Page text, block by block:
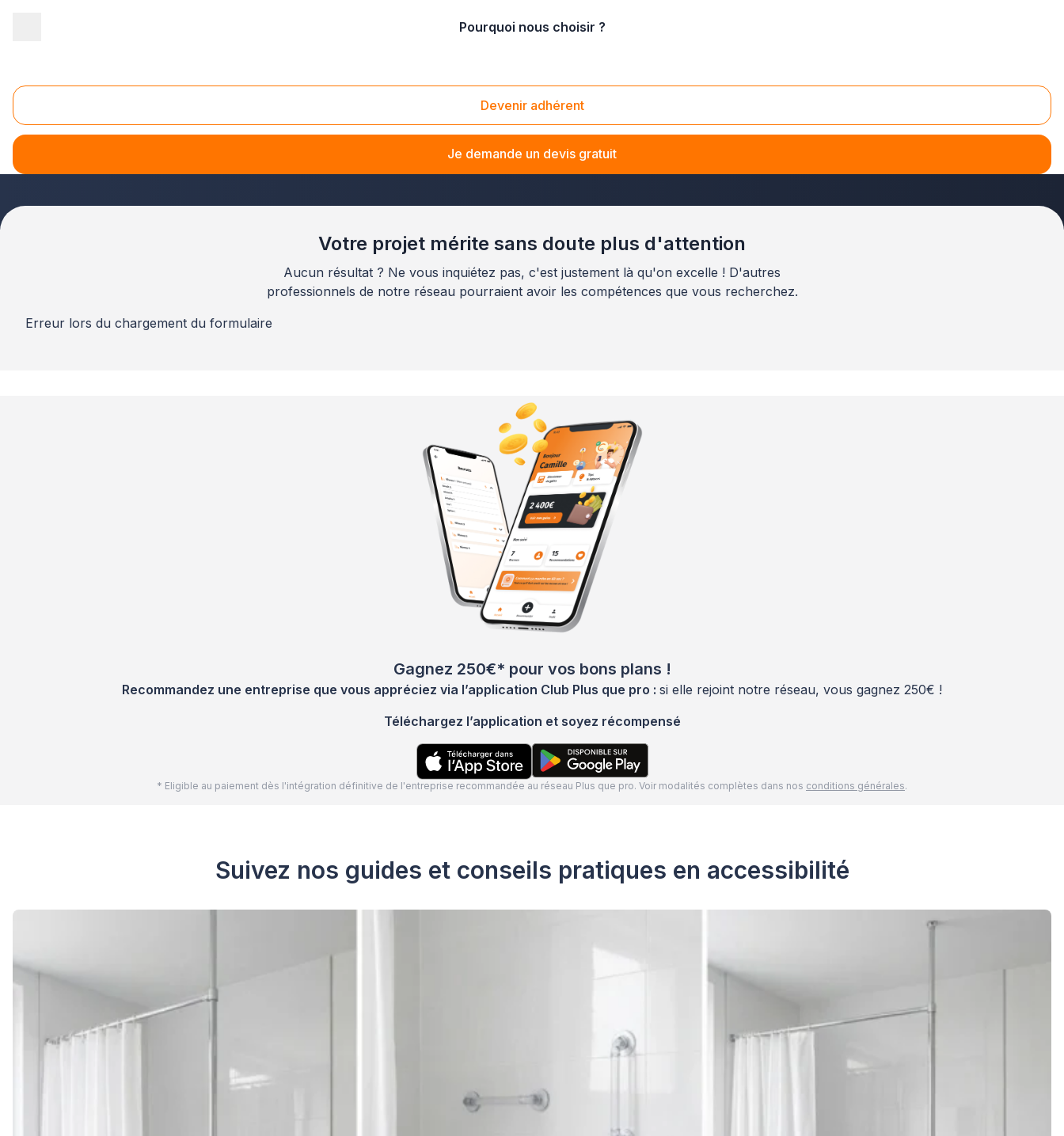
Pourquoi nous choisir ?
Devenir adhérent
Je demande un devis gratuit
Accessibilité Toulouse (31000)
Vous recherchez des professionnels pour vos travaux d'accessibilité à Toulouse ? La solution Plus que pro vous met en relation avec des artisans qualifiés près de chez
vous pour tous vos projets de mise en accessibilité.Que vous souhaitiez adapter votre logement ou mettre aux normes un établissement recevant du public, notre
réseau de spécialistes intervient dans toute la Haute-Garonne.
Votre projet mérite sans doute plus d'attention
Aucun résultat ? Ne vous inquiétez pas, c'est justement là qu'on excelle ! D'autres
professionnels de notre réseau pourraient avoir les compétences que vous recherchez.
Erreur lors du chargement du formulaire
Gagnez 250€* pour vos bons plans !
Recommandez une entreprise que vous appréciez via l’application Club Plus que pro : si elle rejoint notre réseau, vous gagnez 250€ !
Téléchargez l’application et soyez récompensé
* Eligible au paiement dès l'intégration définitive de l'entreprise recommandée au réseau Plus que pro. Voir modalités complètes dans nos conditions générales.
Suivez nos guides et conseils pratiques en accessibilité